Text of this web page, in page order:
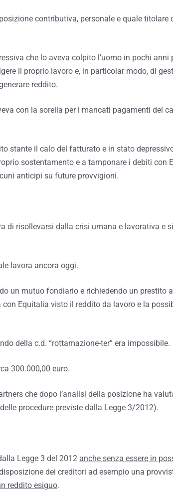
contributiva, personale e quale titolare
che lo aveva colpito l’uomo in pochi anni
il proprio lavoro e, in particolar modo, di
reddito.
con la sorella per i mancati pagamenti del
stante il calo del fatturato e in stato
sostentamento e a tamponare i debiti con
anticipi su future provvigioni.
di risollevarsi dalla crisi umana e lavorativa e si
lavora ancora oggi.
un mutuo fondiario e richiedendo un prestito
Equitalia visto il reddito da lavoro e la
della c.d. “rottamazione-ter” era impossibile.
300.000,00 euro.
che dopo l’analisi della posizione ha
procedure previste dalla Legge 3/2012).
Legge 3 del 2012 anche senza essere in
dei creditori ad esempio una
reddito esiguo.